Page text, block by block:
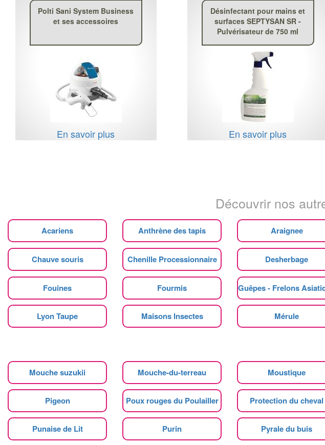
Polti Sani System Business
et ses accessoires
En savoir plus
Désinfectant pour mains et
surfaces SEPTYSAN SR -
Pulvérisateur de 750 ml
En savoir plus
Découvrir nos
Acariens Anthrène des tapis Araignee
Chauve souris Chenille Processionnaire Desherbage
Fouines Fourmis Guêpes - Frelons
Lyon Taupe Maisons Insectes Mérule
Mouche suzukii Mouche-du-terreau Moustique
Pigeon Poux rouges du Poulailler Protection du cheval
Punaise de Lit Purin Pyrale du buis